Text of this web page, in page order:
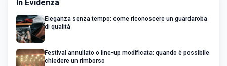
In Evidenza
Eleganza senza tempo: come riconoscere un guardaroba
di qualità
Festival annullato o line-up modificata: quando è possibile
chiedere un rimborso